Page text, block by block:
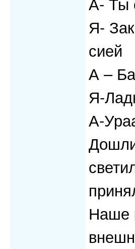
Я-
сией
А –
Я-
А-
Наше